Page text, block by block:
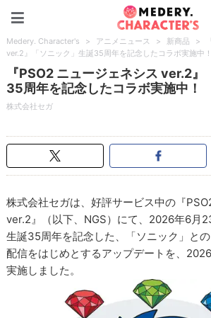
Medery. Character's > アニメニュース > 新商品 >
ver.2』「ソニック」生誕35周年を記念したコラボ実施中！
『PSO2 ニュージェネシス ver.2』
35周年を記念したコラボ実施中！
株式会社セガ
株式会社セガは、好評サービス中の『
ver.2』（以下、NGS）にて、2026年6月
生誕35周年を記念した、「ソニック」と
配信をはじめとするアップデートを、
実施しました。